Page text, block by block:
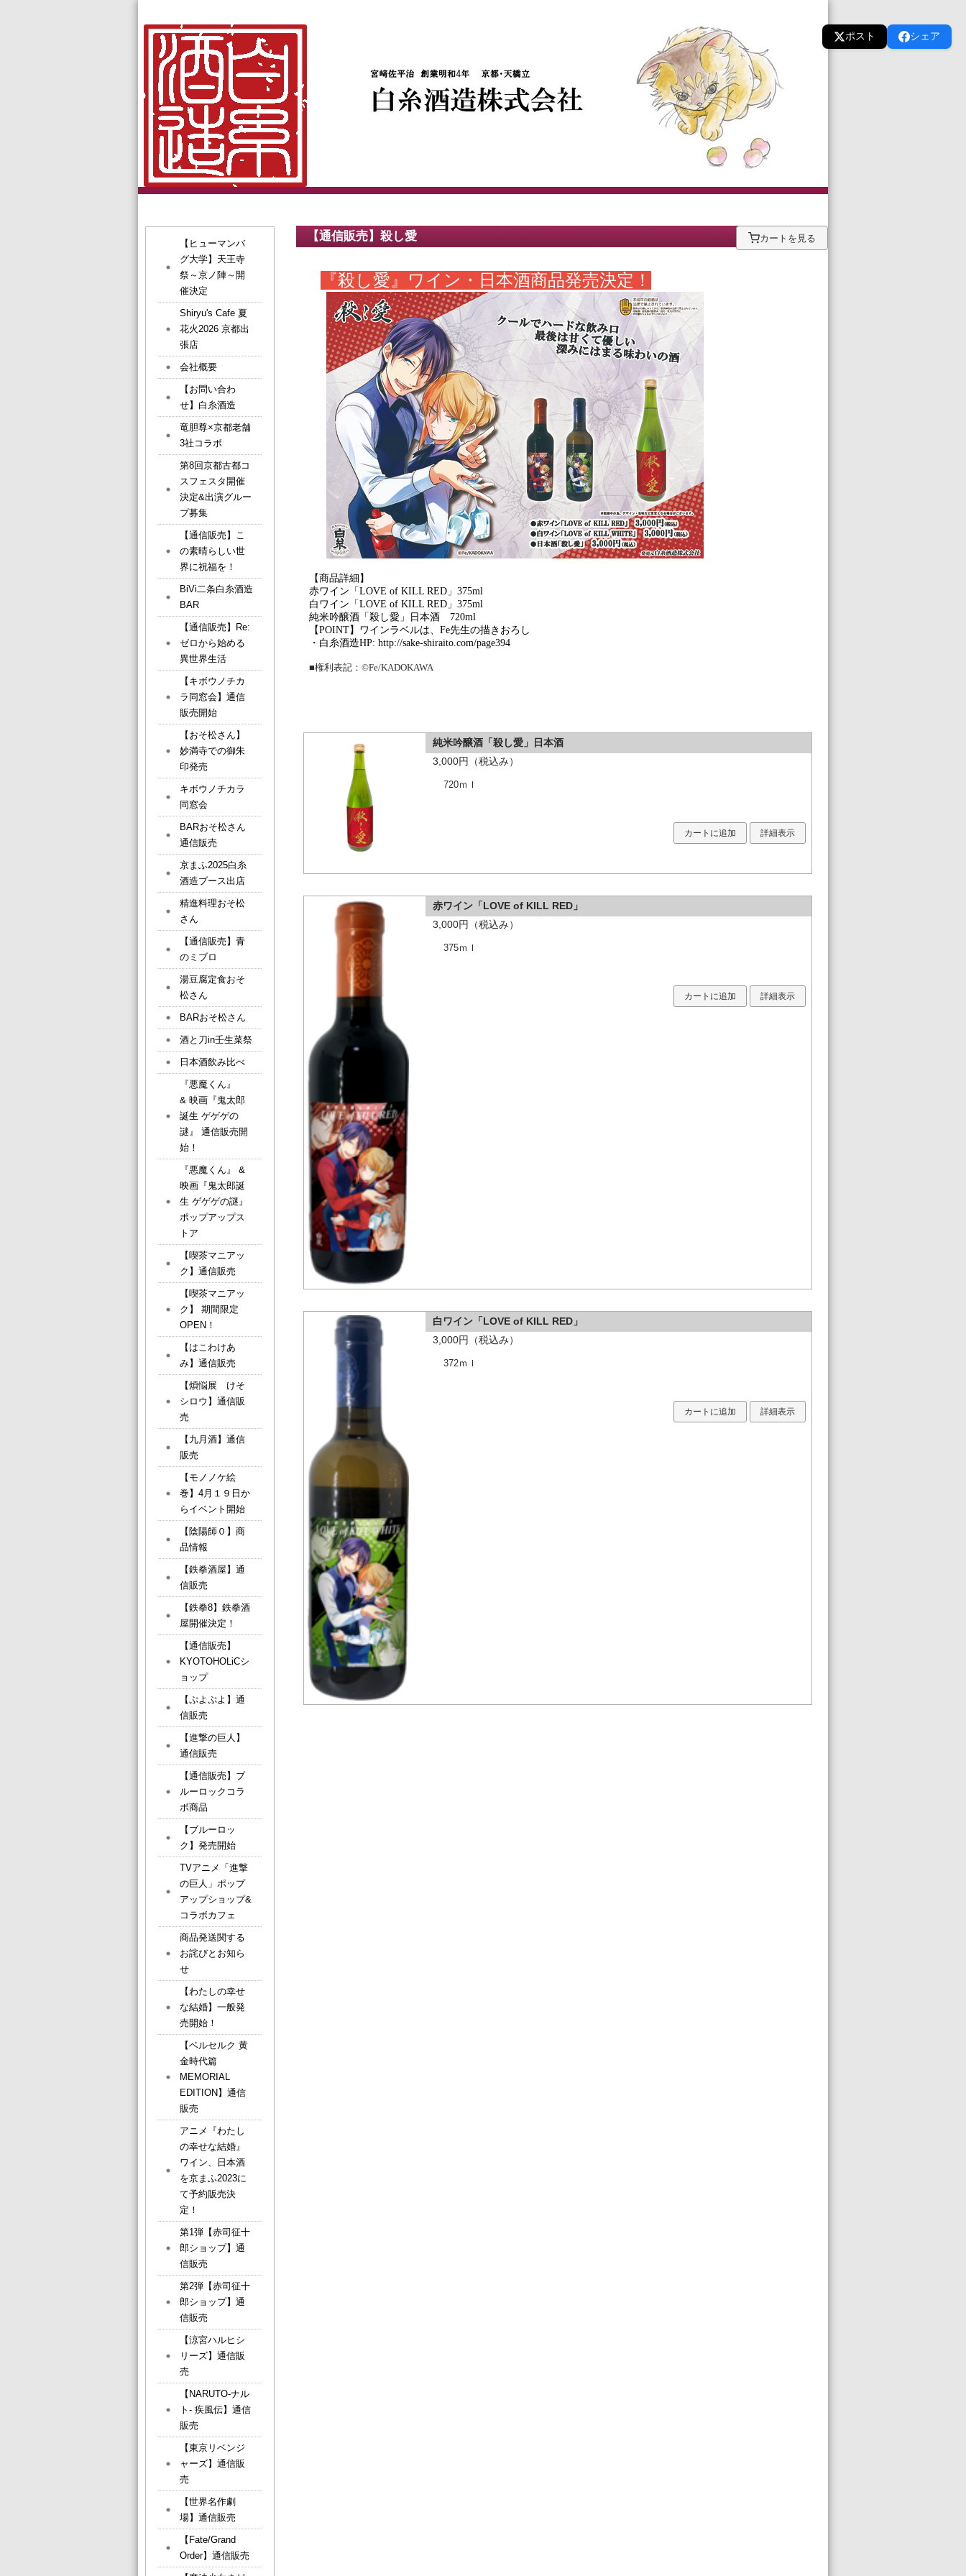
ポスト シェア
【通信販売】殺し愛
『殺し愛 』ワイン・日本酒商品発売決定！
【商品詳細 】
赤ワイン「LOVE of KILL RED 」375ml
白ワイン「LOVE of KILL RED 」375ml
純米吟醸酒「殺し愛」日本酒 720ml
【POINT】 ワインラベルは、Fe先生の描きおろし
・白糸酒造HP: http://sake-shiraito.com/page394
■権利表記：©Fe/KADOKAWA
カートを見る
純米吟醸酒「殺し愛」日本酒
3,000円（税込み）
720ｍｌ
カートに追加 詳細表示
赤ワイン「LOVE of KILL RED」
3,000円（税込み）
375ｍｌ
カートに追加 詳細表示
白ワイン「LOVE of KILL RED」
3,000円（税込み）
372ｍｌ
カートに追加 詳細表示
【ヒューマンバ
グ大学】天王寺
祭～京ノ陣～開
催決定
Shiryu's Cafe 夏
花火2026 京都出
張店
会社概要
【お問い合わ
せ】白糸酒造
竜胆尊×京都老舗
3社コラボ
第8回京都古都コ
スフェスタ開催
決定&出演グルー
プ募集
【通信販売】こ
の素晴らしい世
界に祝福を！
BiVi二条白糸酒造
BAR
【通信販売】Re:
ゼロから始める
異世界生活
【キボウノチカ
ラ同窓会】通信
販売開始
【おそ松さん】
妙満寺での御朱
印発売
キボウノチカラ
同窓会
BARおそ松さん
通信販売
京まふ2025白糸
酒造ブース出店
精進料理おそ松
さん
【通信販売】青
のミブロ
湯豆腐定食おそ
松さん
BARおそ松さん
酒と刀in壬生菜祭
日本酒飲み比べ
『悪魔くん』
& 映画『鬼太郎
誕生 ゲゲゲの
謎』 通信販売開
始！
『悪魔くん』 &
映画『鬼太郎誕
生 ゲゲゲの謎』
ポップアップス
トア
【喫茶マニアッ
ク】通信販売
【喫茶マニアッ
ク】 期間限定
OPEN！
【はこわけあ
み】通信販売
【煩悩展 けそ
シロウ】通信販
売
【九月酒】通信
販売
【モノノケ絵
巻】4月１９日か
らイベント開始
【陰陽師０】商
品情報
【鉄拳酒屋】通
信販売
【鉄拳8】鉄拳酒
屋開催決定！
【通信販売】
KYOTOHOLiCシ
ョップ
【ぷよぷよ】通
信販売
【進撃の巨人】
通信販売
【通信販売】ブ
ルーロックコラ
ボ商品
【ブルーロッ
ク】発売開始
TVアニメ「進撃
の巨人」ポップ
アップショップ&
コラボカフェ
商品発送関する
お詫びとお知ら
せ
【わたしの幸せ
な結婚】一般発
売開始！
【ベルセルク 黄
金時代篇
MEMORIAL
EDITION】通信
販売
アニメ『わたし
の幸せな結婚』
ワイン、日本酒
を京まふ2023に
て予約販売決
定！
第1弾【赤司征十
郎ショップ】通
信販売
第2弾【赤司征十
郎ショップ】通
信販売
【涼宮ハルヒシ
リーズ】通信販
売
【NARUTO-ナル
ト- 疾風伝】通信
販売
【東京リベンジ
ャーズ】通信販
売
【世界名作劇
場】通信販売
【Fate/Grand
Order】通信販売